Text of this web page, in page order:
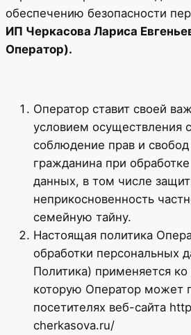
обеспечению безопасности
ИП Черкасова Лариса
Оператор).
Оператор ставит своей
условием осуществления
соблюдение прав и свобод
гражданина при
данных, в том числе
неприкосновенность
семейную тайну.
Настоящая политика
обработки персональных
Политика) применяется
которую Оператор может
посетителях веб-сайта
cherkasova.ru/